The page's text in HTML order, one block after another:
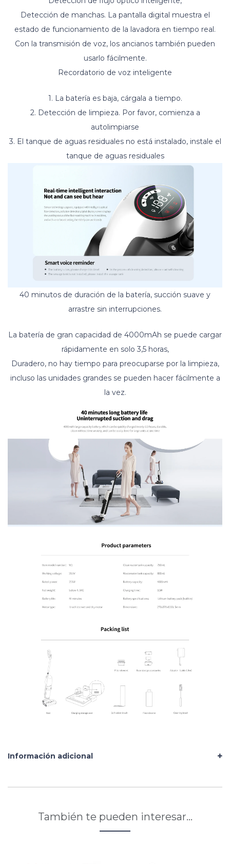
Detección de manchas. La pantalla digital muestra el
estado de funcionamiento de la lavadora en tiempo real.
Con la transmisión de voz, los ancianos también pueden
usarlo fácilmente.
Recordatorio de voz inteligente
1. La batería es baja, cárgala a tiempo.
2. Detección de limpieza. Por favor, comienza a
autolimpiarse
3. El tanque de aguas residuales no está instalado, instale el
tanque de aguas residuales
40 minutos de duración de la batería, succión suave y
arrastre sin interrupciones.
La batería de gran capacidad de 4000mAh se puede cargar
rápidamente en solo 3,5 horas,
Duradero, no hay tiempo para preocuparse por la limpieza,
incluso las unidades grandes se pueden hacer fácilmente a
la vez.
Información adicional
También te pueden interesar…